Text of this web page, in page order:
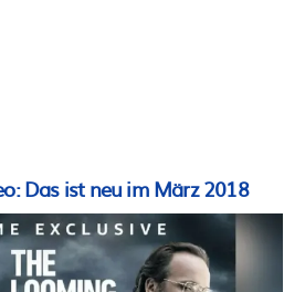
Das ist neu im März 2018